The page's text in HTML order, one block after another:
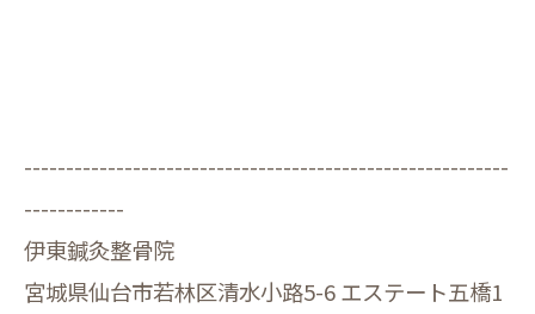
----------------------------------------------------------
------------
伊東鍼灸整骨院
宮城県仙台市若林区清水小路5-6 エステート五橋1